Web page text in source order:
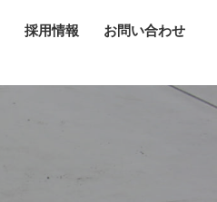
採用情報 お問い合わせ